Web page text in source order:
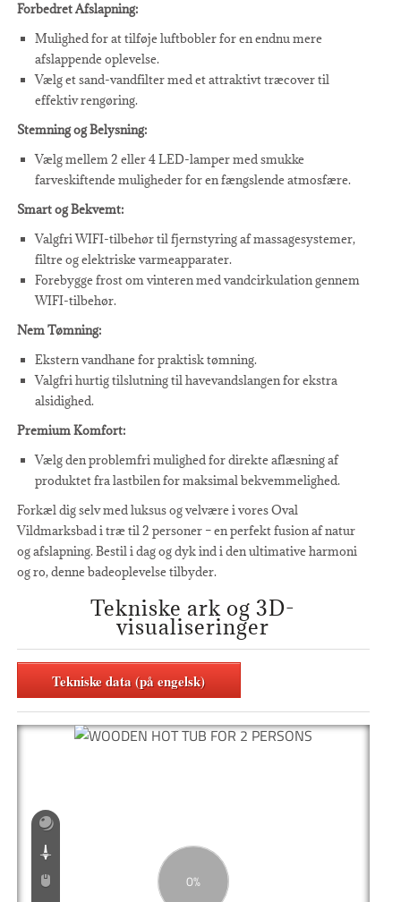
Forbedret Afslapning:
Mulighed for at tilføje luftbobler for en endnu mere
afslappende oplevelse.
Vælg et sand-vandfilter med et attraktivt træcover til
effektiv rengøring.
Stemning og Belysning:
Vælg mellem 2 eller 4 LED-lamper med smukke
farveskiftende muligheder for en fængslende atmosfære.
Smart og Bekvemt:
Valgfri WIFI-tilbehør til fjernstyring af massagesystemer,
filtre og elektriske varmeapparater.
Forebygge frost om vinteren med vandcirkulation gennem
WIFI-tilbehør.
Nem Tømning:
Ekstern vandhane for praktisk tømning.
Valgfri hurtig tilslutning til havevandslangen for ekstra
alsidighed.
Premium Komfort:
Vælg den problemfri mulighed for direkte aflæsning af
produktet fra lastbilen for maksimal bekvemmelighed.
Forkæl dig selv med luksus og velvære i vores Oval
Vildmarksbad i træ til 2 personer – en perfekt fusion af natur
og afslapning. Bestil i dag og dyk ind i den ultimative harmoni
og ro, denne badeoplevelse tilbyder.
Tekniske ark og 3D-
visualiseringer
Tekniske data (på engelsk)